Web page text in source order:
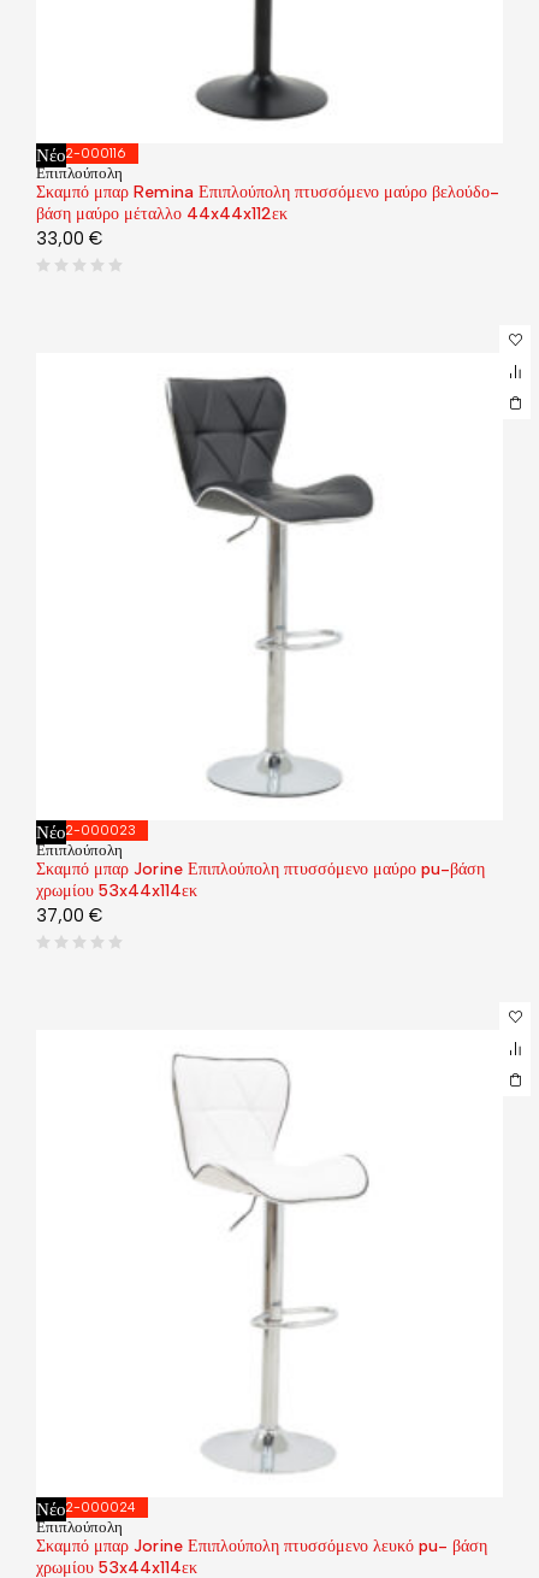
Νέο292-000116
Επιπλούπολη
Σκαμπό μπαρ Remina Επιπλούπολη πτυσσόμενο μαύρο βελούδο-
βάση μαύρο μέταλλο 44x44x112εκ
33,00 €
Νέο292-000023
Επιπλούπολη
Σκαμπό μπαρ Jorine Επιπλούπολη πτυσσόμενο μαύρο pu-βάση
χρωμίου 53x44x114εκ
37,00 €
Νέο292-000024
Επιπλούπολη
Σκαμπό μπαρ Jorine Επιπλούπολη πτυσσόμενο λευκό pu- βάση
χρωμίου 53x44x114εκ